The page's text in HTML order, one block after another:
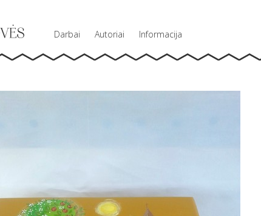
Darbai Autoriai Informacija